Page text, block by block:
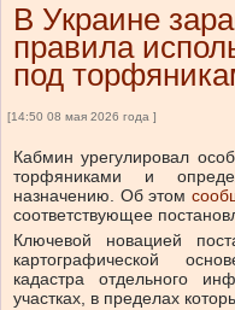
В Украине
правила
под
[14:50 08 мая 2026 года ]
Кабмин урегулировал
торфяниками и
назначению. Об этом
соответствующее
Ключевой новацией
картографической
кадастра отдельного
участках, в пределах